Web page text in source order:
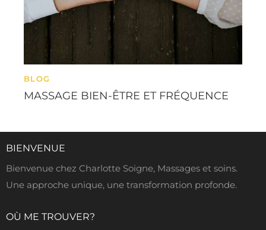
BLOG
MASSAGE BIEN-ÊTRE ET FRÉQUENCE
BIENVENUE
Bienvenue chez Charlotte Soigne, Massages et soins.
Une approche unique, une transformation profonde.
OÙ ME TROUVER?